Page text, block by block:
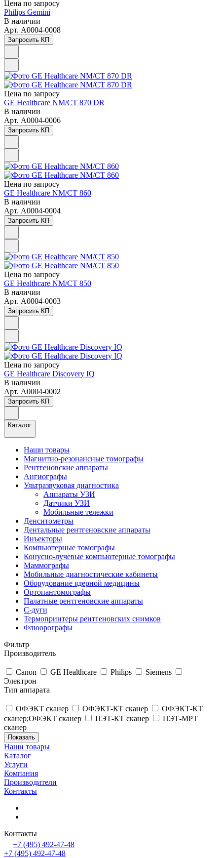
Цена по запросу
Philips Gemini
В наличии
Арт. A0004-0008
Запросить КП
Цена по запросу
GE Healthcare NM/CT 870 DR
В наличии
Арт. A0004-0006
Запросить КП
Цена по запросу
GE Healthcare NM/CT 860
В наличии
Арт. A0004-0004
Запросить КП
Цена по запросу
GE Healthcare NM/CT 850
В наличии
Арт. A0004-0003
Запросить КП
Цена по запросу
GE Healthcare Discovery IQ
В наличии
Арт. A0004-0002
Запросить КП
Каталог
Наши товары
Магнитно-резонансные томографы
Рентгеновские аппараты
Ангиографы
Ультразвуковая диагностика
Аппараты УЗИ
Датчики УЗИ
Мобильные тележки
Денситометры
Дентальные рентгеновские аппараты
Инъекторы
Компьютерные томографы
Конусно-лучевые компьютерные томографы
Маммографы
Мобильные диагностические кабинеты
Оборудование ядерной медицины
Ортопантомографы
Палатные рентгеновские аппараты
С-дуги
Термопринтеры рентгеновских снимков
Флюорографы
Фильтр
Производитель
Canon GE Healthcare Philips
Siemens
Электрон
Тип аппарата
ОФЭКТ сканер ОФЭКТ-КТ сканер
ОФЭКТ-КТ
сканер;ОФЭКТ сканер
ПЭТ-КТ сканер
ПЭТ-МРТ
сканер
Наши товары
Каталог
Услуги
Компания
Производители
Контакты
Контакты
+7 (495) 492-47-48
+7 (495) 492-47-48